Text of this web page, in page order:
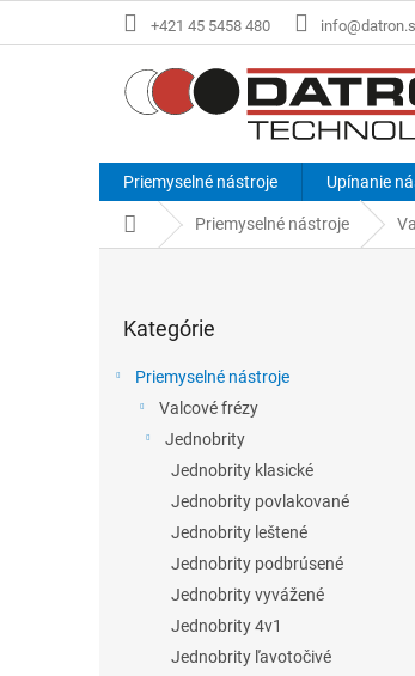
+421 45 5458 480
Priemyselné nástroje Upínanie
DomovPriemyselné nástroje
kategórie
Kategórie
Priemyselné nástroje
Valcové frézy
Jednobrity
Jednobrity klasické
Jednobrity povlakované
Jednobrity leštené
Jednobrity podbrúsené
Jednobrity vyvážené
Jednobrity 4v1
Jednobrity ľavotočivé